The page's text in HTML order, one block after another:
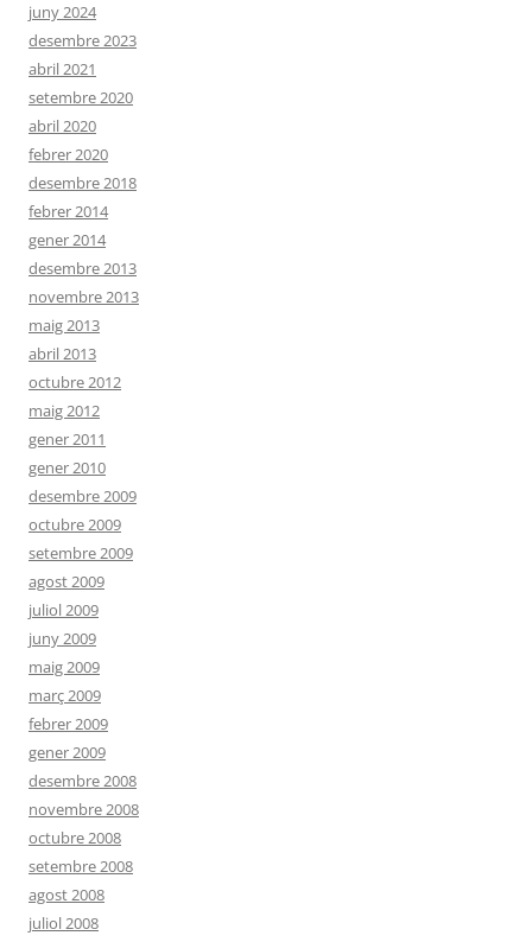
juny 2024
desembre 2023
abril 2021
setembre 2020
abril 2020
febrer 2020
desembre 2018
febrer 2014
gener 2014
desembre 2013
novembre 2013
maig 2013
abril 2013
octubre 2012
maig 2012
gener 2011
gener 2010
desembre 2009
octubre 2009
setembre 2009
agost 2009
juliol 2009
juny 2009
maig 2009
març 2009
febrer 2009
gener 2009
desembre 2008
novembre 2008
octubre 2008
setembre 2008
agost 2008
juliol 2008